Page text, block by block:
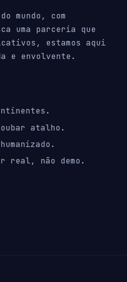
mundo, com
uma parceria que
estamos aqui
e envolvente.
atalho.
real, não demo.